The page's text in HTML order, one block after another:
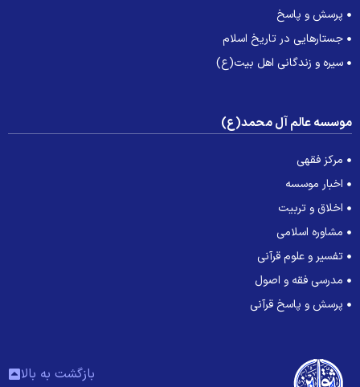
پرسش و پاسخ
جستارهایی در تاریخ اسلام
سیره و زندگانی اهل بیت(ع)
عالم آل محمد(ع)
مرکز فقهی
اخبار موسسه
اخلاق و تربیت
مشاوره اسلامی
تفسیر و علوم قرآنی
مدرسی فقه و اصول
پرسش و پاسخ قرآنی
بازگشت به بالا